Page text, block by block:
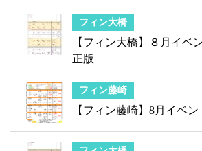
フィン大橋
【フィン大橋】８月イベ
正版
フィン藤崎
【フィン藤崎】8月イベ